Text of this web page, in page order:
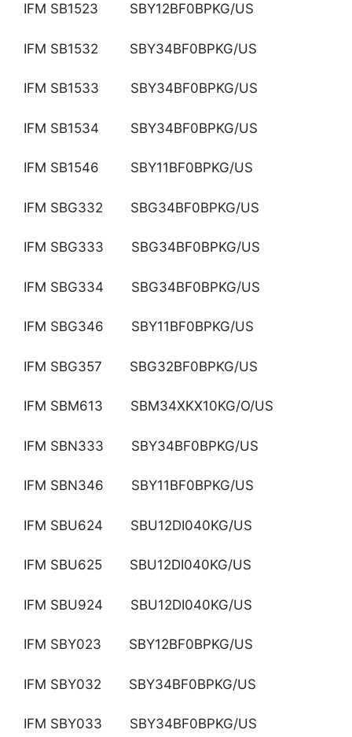
IFM SB1523 SBY12BF0BPKG/US
IFM SB1532 SBY34BF0BPKG/US
IFM SB1533 SBY34BF0BPKG/US
IFM SB1534 SBY34BF0BPKG/US
IFM SB1546 SBY11BF0BPKG/US
IFM SBG332 SBG34BF0BPKG/US
IFM SBG333 SBG34BF0BPKG/US
IFM SBG334 SBG34BF0BPKG/US
IFM SBG346 SBY11BF0BPKG/US
IFM SBG357 SBG32BF0BPKG/US
IFM SBM613 SBM34XKX10KG/O/US
IFM SBN333 SBY34BF0BPKG/US
IFM SBN346 SBY11BF0BPKG/US
IFM SBU624 SBU12DI040KG/US
IFM SBU625 SBU12DI040KG/US
IFM SBU924 SBU12DI040KG/US
IFM SBY023 SBY12BF0BPKG/US
IFM SBY032 SBY34BF0BPKG/US
IFM SBY033 SBY34BF0BPKG/US